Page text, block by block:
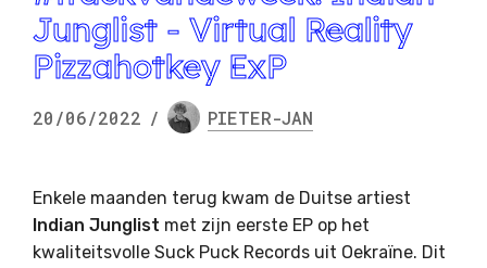
Junglist - Virtual Reality
Pizzahotkey ExP
20/06/2022 / PIETER-JAN
Enkele maanden terug kwam de Duitse artiest
Indian Junglist met zijn eerste EP op het
kwaliteitsvolle Suck Puck Records uit Oekraïne. Dit